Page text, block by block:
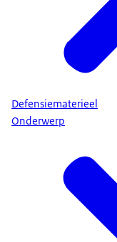
Defensiematerieel
Onderwerp